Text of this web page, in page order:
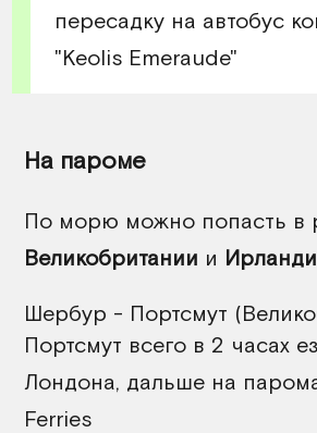
пересадку на автобус
"Keolis Emeraude"
На пароме
По морю можно попасть в
Великобритании и
Шербур - Портсмут
Портсмут всего в 2 часах
Лондона, дальше на
Ferries